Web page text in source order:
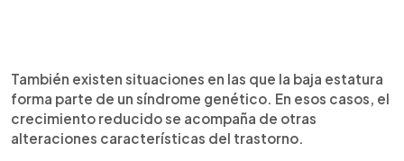
También existen situaciones en las que la baja estatura
forma parte de un síndrome genético. En esos casos, el
crecimiento reducido se acompaña de otras
alteraciones características del trastorno.